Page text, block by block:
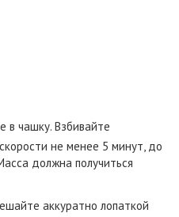
в чашку. Взбивайте
не менее 5 минут, до
должна получиться
аккуратно лопаткой